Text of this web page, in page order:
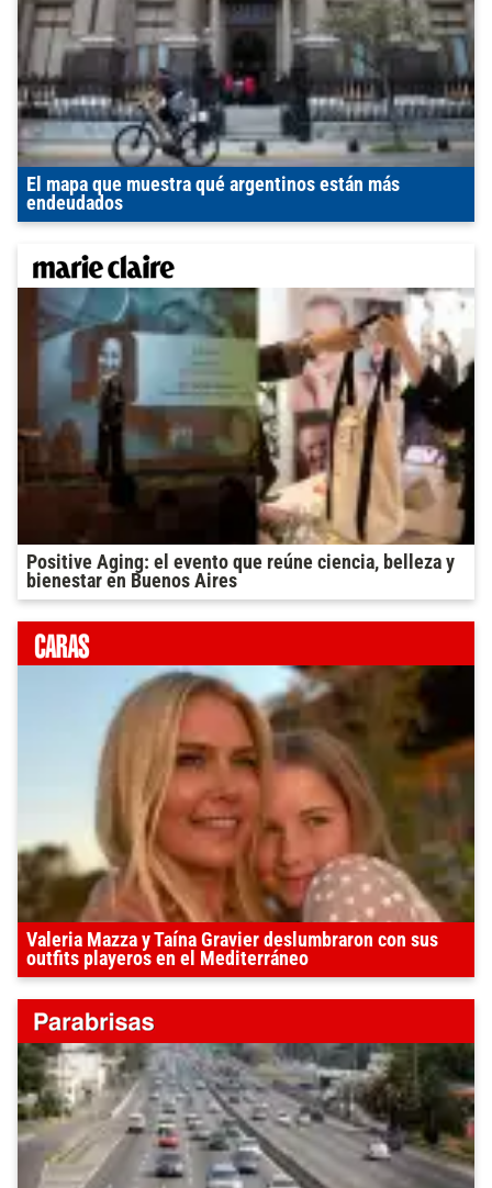
El mapa que muestra qué argentinos están más
endeudados
Positive Aging: el evento que reúne ciencia, belleza y
bienestar en Buenos Aires
Valeria Mazza y Taína Gravier deslumbraron con sus
outfits playeros en el Mediterráneo